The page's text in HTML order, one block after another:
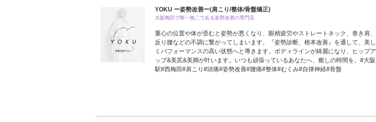
YOKU ー姿勢改善ー(肩こり/整体/骨盤矯正)
大阪梅田で唯一無二である姿勢改善の専門店
重心の位置や体が歪むと姿勢が悪くなり、眼精疲労やストレートネック、巻き肩、
反り腰などの不調に繋がってしまいます。『姿勢診断、根本改善』を通して、美し
くパフォーマンスの高い状態へと導きます。ボディラインが綺麗になり、ヒップア
ップ&美尻&美脚が叶います。いつも頑張っているあなたへ、癒しの時間を。#大阪
駅#西梅田#肩こり#頭痛#姿勢改善#腰痛#整体#むくみ#自律神経#骨盤